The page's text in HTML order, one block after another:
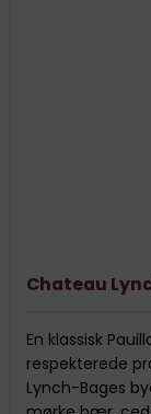
Chateau
En klassisk
respekterede
Lynch-Bages